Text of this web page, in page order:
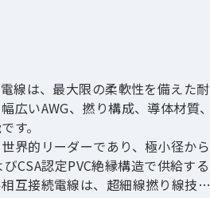
線は、最大限の柔軟性を備えた耐
いAWG、撚り構成、導体材質、
す。
界的リーダーであり、極小径から
CSA認定PVC絶縁構造で供給する
互接続電線は、超細線撚り線技術